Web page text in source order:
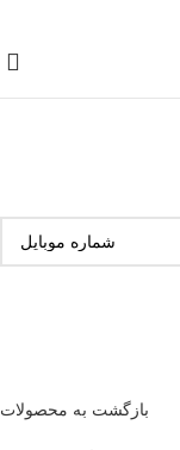
بازگشت به محصولات